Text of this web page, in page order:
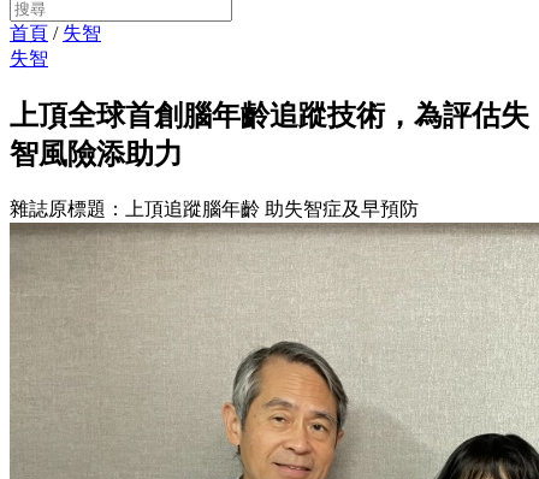
首頁 / 失智
失智
上頂全球首創腦年齡追蹤技術，為評估失
智風險添助力
雜誌原標題：上頂追蹤腦年齡 助失智症及早預防